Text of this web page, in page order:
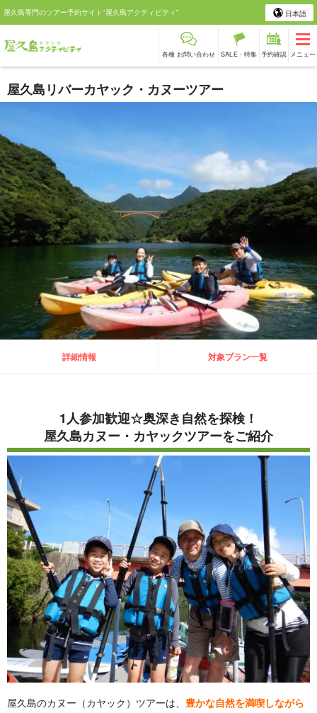
屋久島専門のツアー予約サイト"屋久島アクティビティ" 日本語
各種 お問い合わせ SALE・特集 予約確認 メニュー
屋久島リバーカヤック・カヌーツアー
詳細情報 対象プラン一覧
1人参加歓迎☆奥深き自然を探検！
屋久島カヌー・カヤックツアーをご紹介
屋久島のカヌー（カヤック）ツアーは、 豊かな自然を満喫しながら